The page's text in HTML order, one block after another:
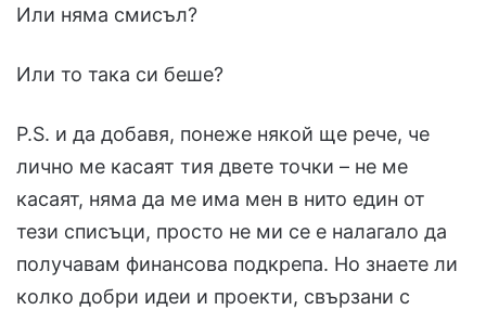
Или няма смисъл?
Или то така си беше?
P.S. и да добавя, понеже някой ще рече, че
лично ме касаят тия двете точки – не ме
касаят, няма да ме има мен в нито един от
тези списъци, просто не ми се е налагало да
получавам финансова подкрепа. Но знаете ли
колко добри идеи и проекти, свързани с